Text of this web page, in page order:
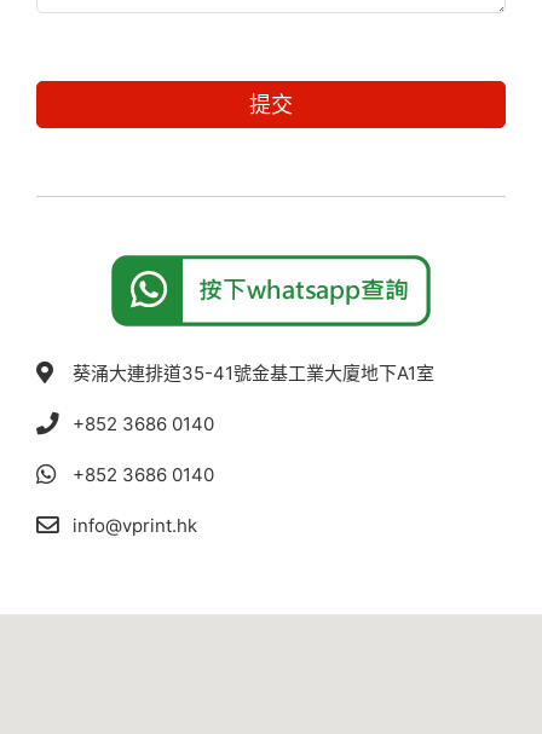
葵涌大連排道35-41號金基工業大廈地下A1室
+852 3686 0140
+852 3686 0140
info@vprint.hk